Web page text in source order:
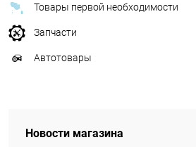
Товары первой необходимости
Запчасти
Автотовары
Новости магазина